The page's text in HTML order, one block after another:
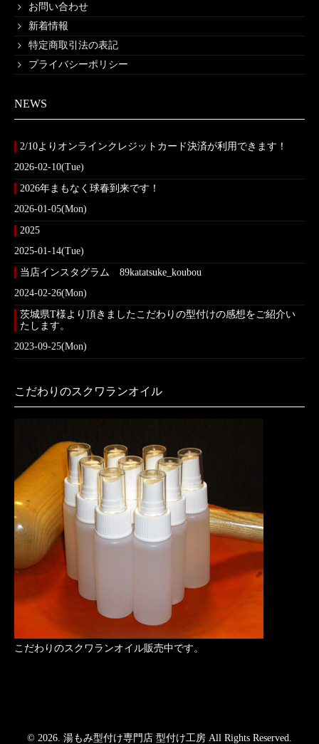
お問い合わせ
新着情報
特定商取引法の表記
プライバシーポリシー
NEWS
2/10よりオンラインクレジットカード決済が利用できます！
2026-02-10(Tue)
2026年まもなく球春到来です！
2026-01-05(Mon)
2025
2025-01-14(Tue)
当店インスタグラム 89katatsuke_koubou
2024-02-26(Mon)
茨城県T様より頂きましたこだわりの型付けの感想をご紹介い
たします。
2023-09-25(Mon)
こだわりのスクワランオイル
こだわりのスクワランオイル販売中です。
© 2026. 湯もみ型付け専門店 型付け工房 All Rights Reserved.